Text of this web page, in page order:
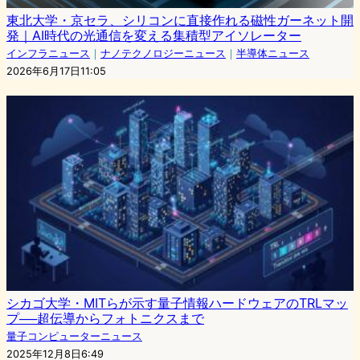
東北大学・京セラ、シリコンに直接作れる磁性ガーネット開
発｜AI時代の光通信を変える集積型アイソレーター
インフラニュース ｜ ナノテクノロジーニュース ｜ 半導体ニュース
2026年6月17日11:05
シカゴ大学・MITらが示す量子情報ハードウェアのTRLマッ
プ──超伝導からフォトニクスまで
量子コンピューターニュース
2025年12月8日6:49